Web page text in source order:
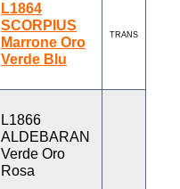
L1864
SCORPIUS
Marrone Oro
Verde Blu
TRANS
L1866
ALDEBARAN
Verde Oro
Rosa